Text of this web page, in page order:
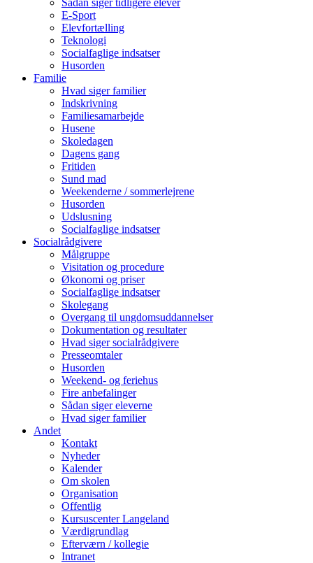
E-Sport
Elevfortælling
Teknologi
Socialfaglige indsatser
Husorden
Familie
Hvad siger familier
Indskrivning
Familiesamarbejde
Husene
Skoledagen
Dagens gang
Fritiden
Sund mad
Weekenderne / sommerlejrene
Husorden
Udslusning
Socialfaglige indsatser
Socialrådgivere
Målgruppe
Visitation og procedure
Økonomi og priser
Socialfaglige indsatser
Skolegang
Overgang til ungdomsuddannelser
Dokumentation og resultater
Hvad siger socialrådgivere
Presseomtaler
Husorden
Weekend- og feriehus
Fire anbefalinger
Sådan siger eleverne
Hvad siger familier
Andet
Kontakt
Nyheder
Kalender
Om skolen
Organisation
Offentlig
Kursuscenter Langeland
Værdigrundlag
Efterværn / kollegie
Intranet